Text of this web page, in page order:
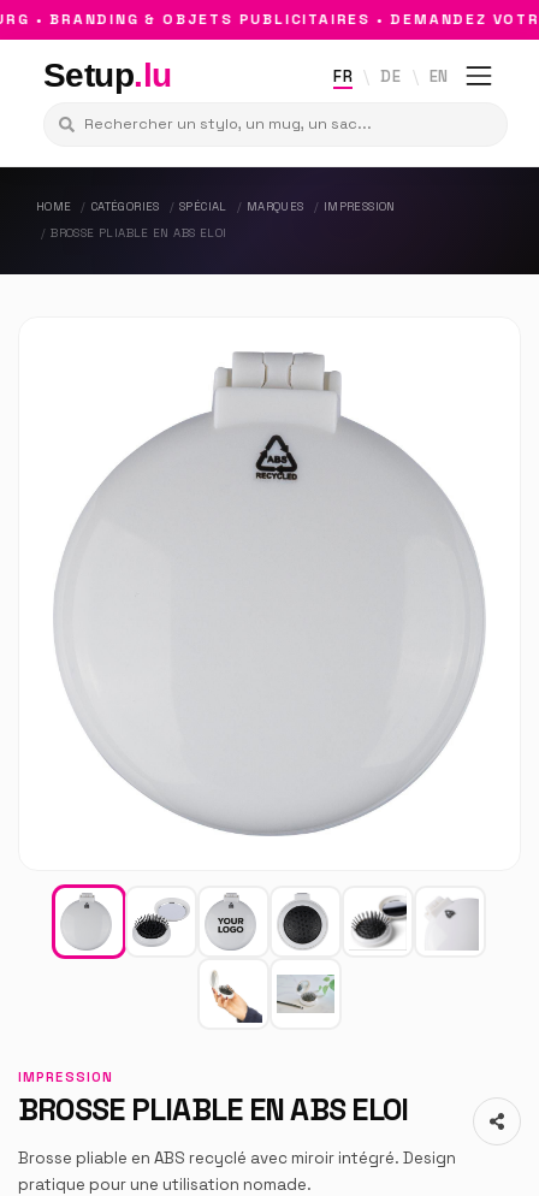
• BRANDING & OBJETS PUBLICITAIRES • DEMANDEZ
Setup.lu FR DE EN
HOME CATÉGORIES SPÉCIAL MARQUES
IMPRESSION
BROSSE PLIABLE EN ABS ELOI
IMPRESSION
BROSSE PLIABLE EN ABS ELOI
Brosse pliable en ABS recyclé avec miroir intégré. Design
pratique pour une utilisation nomade.